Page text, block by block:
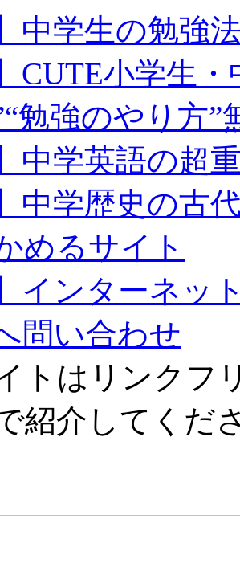
中学生の勉強
CUTE小学生
勉強のやり方”
中学英語の超
中学歴史の古
めるサイト
インターネッ
問い合わせ
トはリンクフ
紹介してくだ